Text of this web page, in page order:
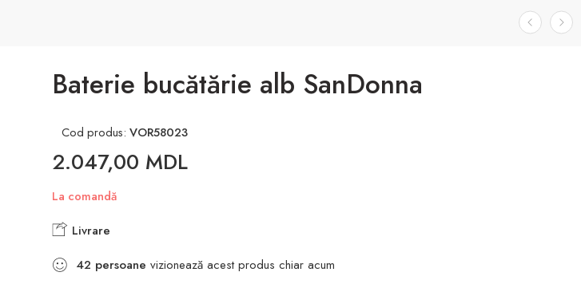
Baterie bucătărie alb SanDonna
Cod produs: VOR58023
2.047,00 MDL
La comandă
Livrare
42 persoane vizionează acest produs chiar acum